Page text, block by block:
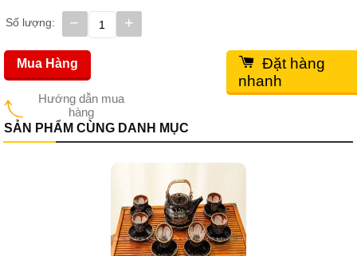
Số lượng: +
−
Hướng dẫn mua
hàng
Mua Hàng
Đặt hàng
nhanh
SẢN PHẨM CÙNG DANH MỤC